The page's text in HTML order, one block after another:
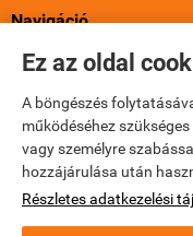
Ez az oldal
A böngészés
működéséhez
vagy személyre
hozzájárulása után
Részletes adatkezelési
Navigáció
Saját fiók
Bemutatkozás
Elérhetőségek